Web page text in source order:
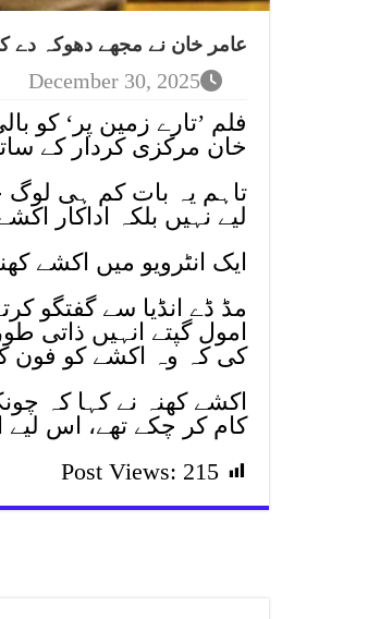
عامر خان نے مجھے دھوکہ دے
December 30, 2025
فلم ’تارے زمین پر‘ کو
خان مرکزی کردار کے
تاہم یہ بات کم ہی لوگ
لیے نہیں بلکہ اداکار
ایک انٹرویو میں اکشے
مڈ ڈے انڈیا سے گفتگو
امول گپتے انہیں ذاتی
کی کہ وہ اکشے کو فون
اکشے کھنہ نے کہا کہ
کام کر چکے تھے، اس لیے
Post Views: 215